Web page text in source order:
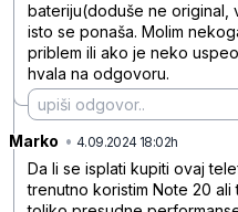
bateriju(doduše ne original,
isto se ponaša. Molim
priblem ili ako je neko
hvala na odgovoru.
Marko • 4.09.2024 18:02h
Da li se isplati kupiti ovaj
trenutno koristim Note 20